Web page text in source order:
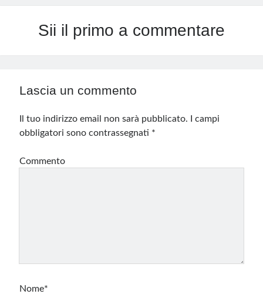
Sii il primo a commentare
Lascia un commento
Il tuo indirizzo email non sarà pubblicato.
I campi
obbligatori sono contrassegnati *
Commento
Nome*